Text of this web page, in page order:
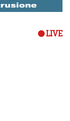
LIVE